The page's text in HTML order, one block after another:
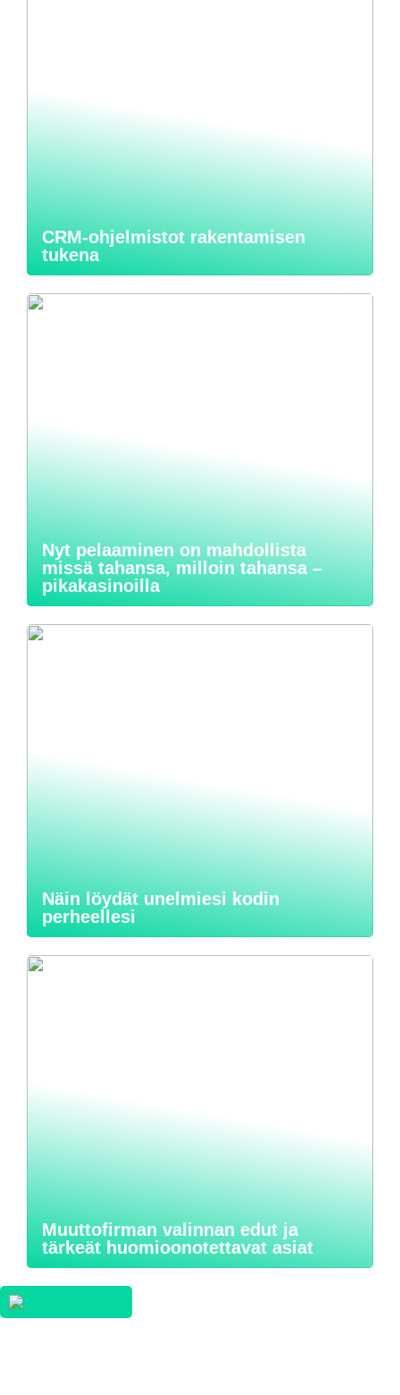
CRM-ohjelmistot rakentamisen
tukena
Nyt pelaaminen on mahdollista
missä tahansa, milloin tahansa –
pikakasinoilla
Näin löydät unelmiesi kodin
perheellesi
Muuttofirman valinnan edut ja
tärkeät huomioonotettavat asiat